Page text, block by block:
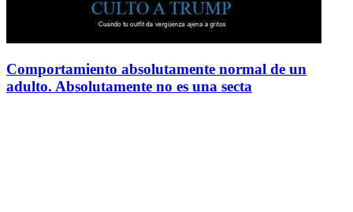
Comportamiento absolutamente normal de un
adulto. Absolutamente no es una secta